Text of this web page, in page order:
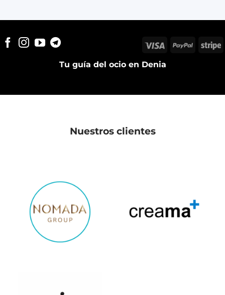
Tu guía del ocio en Denia
Visa PayPal
Nuestros clientes